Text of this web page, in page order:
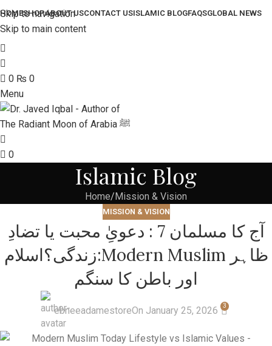
Skip to navigation
Skip to main content
HOMESHOPABOUT USCONTACT USISLAMIC BLOGFAQSGLOBAL NEWS
0 ₨ 0
Menu
0
Islamic Blog
Home Mission & Vision
MISSION & VISION
​آج کا مسلمان 7 : دعویِٰ محبت یا تضادِ
زندگی؟​اسلام:Modern Muslim ظاہر
اور باطن کا سنگم
ebneeadamestoreOn January 25, 2026 3